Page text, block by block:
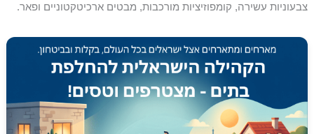
צבעוניות עשירה, קומפוזיציות מורכבות, מבטים ארכיטקטוניים ופאר.